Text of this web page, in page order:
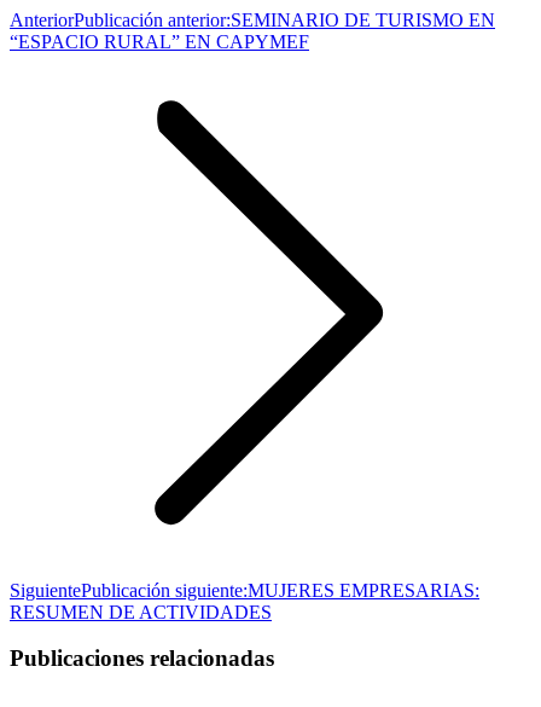
AnteriorPublicación anterior:SEMINARIO DE TURISMO EN
“ESPACIO RURAL” EN CAPYMEF
SiguientePublicación siguiente:MUJERES EMPRESARIAS:
RESUMEN DE ACTIVIDADES
Publicaciones relacionadas